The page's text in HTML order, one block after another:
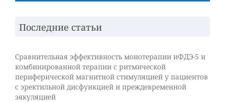
Последние статьи
Сравнительная эффективность монотерапии иФДЭ-5 и
комбинированной терапии с ритмической
периферической магнитной стимуляцией у пациентов
с эректильной дисфункцией и преждевременной
эякуляцией